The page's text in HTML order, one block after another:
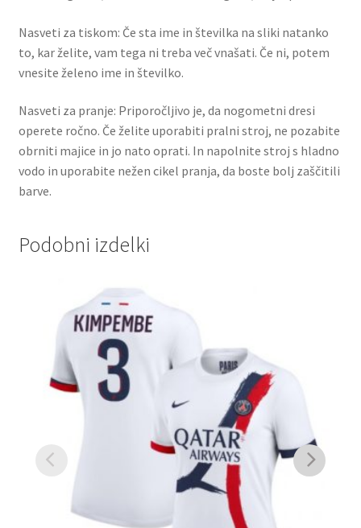
Nasveti za tiskom: Če sta ime in številka na sliki natanko
to, kar želite, vam tega ni treba več vnašati. Če ni, potem
vnesite želeno ime in številko.
Nasveti za pranje: Priporočljivo je, da nogometni dresi
operete ročno. Če želite uporabiti pralni stroj, ne pozabite
obrniti majice in jo nato oprati. In napolnite stroj s hladno
vodo in uporabite nežen cikel pranja, da boste bolj zaščitili
barve.
Podobni izdelki